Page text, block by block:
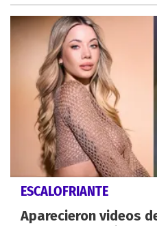
ESCALOFRIANTE
Aparecieron videos